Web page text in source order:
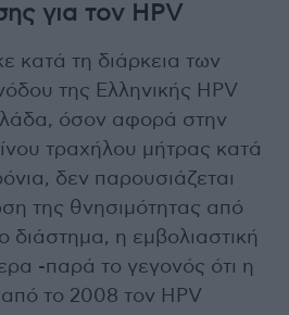
για τον HPV
κατά τη διάρκεια των
της Ελληνικής HPV
όσον αφορά στην
τραχήλου μήτρας κατά
δεν παρουσιάζεται
της θνησιμότητας από
διάστημα, η εμβολιαστική
-παρά το γεγονός ότι η
από το 2008 τον HPV